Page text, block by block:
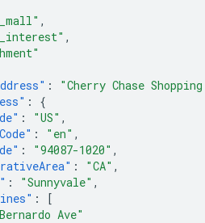
,
,
:
"Cherry Chase
:
{
: "US" ,
: "en" ,
: "94087-1020" ,
: "CA" ,
: "Sunnyvale" ,
:
[
Ave"